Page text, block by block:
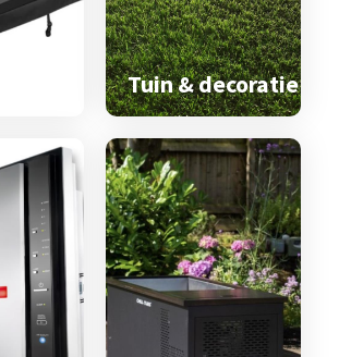
Tuin & decoratie